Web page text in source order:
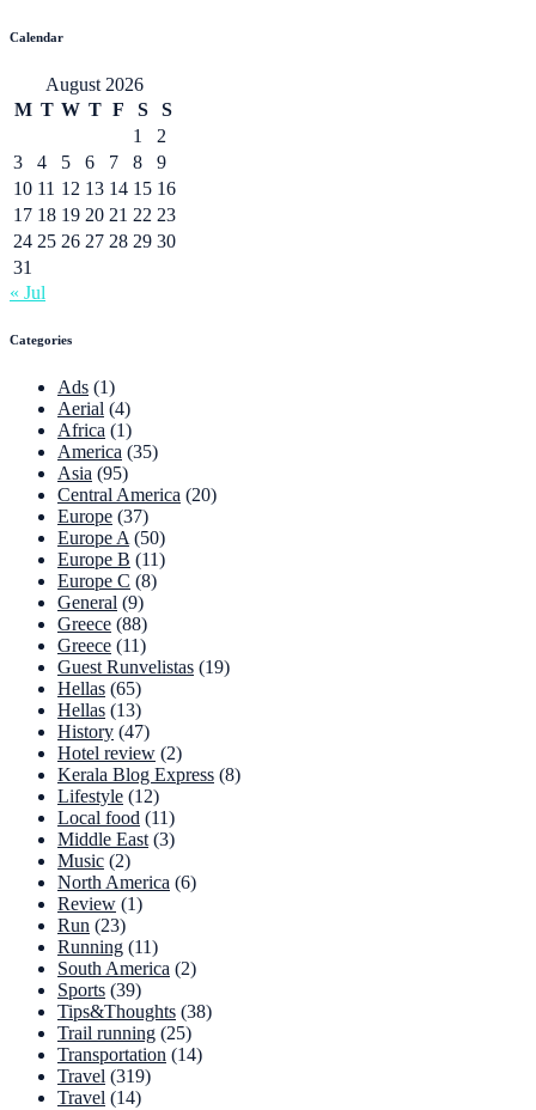
Calendar
August 2026
M T W T F S
S
1
2
3
4 5 6 7 8
9
10 11 12 13 14 15 16
17 18 19 20 21 22 23
24 25 26 27 28 29 30
31
« Jul
Categories
Ads (1)
Aerial (4)
Africa (1)
America (35)
Asia (95)
Central America (20)
Europe (37)
Europe A(50)
Europe B (11)
Europe C (8)
General (9)
Greece (88)
Greece (11)
Guest Runvelistas (19)
Hellas (65)
Hellas (13)
History (47)
Hotel review (2)
Kerala Blog Express (8)
Lifestyle (12)
Local food (11)
Middle East(3)
Music (2)
North America (6)
Review (1)
Run (23)
Running (11)
South America (2)
Sports (39)
Tips&Thoughts (38)
Trail running (25)
Transportation (14)
Travel (319)
Travel (14)